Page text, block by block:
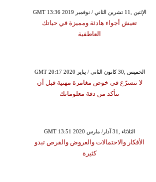
GMT 13:36 2019 الإثنين ,11 تشرين الثاني / نوفمبر
تعيش أجواء هادئة ومميزة في حياتك
العاطفية
GMT 20:17 2020 الخميس ,30 كانون الثاني / يناير
لا تتسرّع في خوض مغامرة مهنية قبل أن
تتأكد من دقة معلوماتك
GMT 13:51 2020 الثلاثاء ,31 آذار/ مارس
الأفكار والاحتمالات والعروض والفرص تبدو
كثيرة